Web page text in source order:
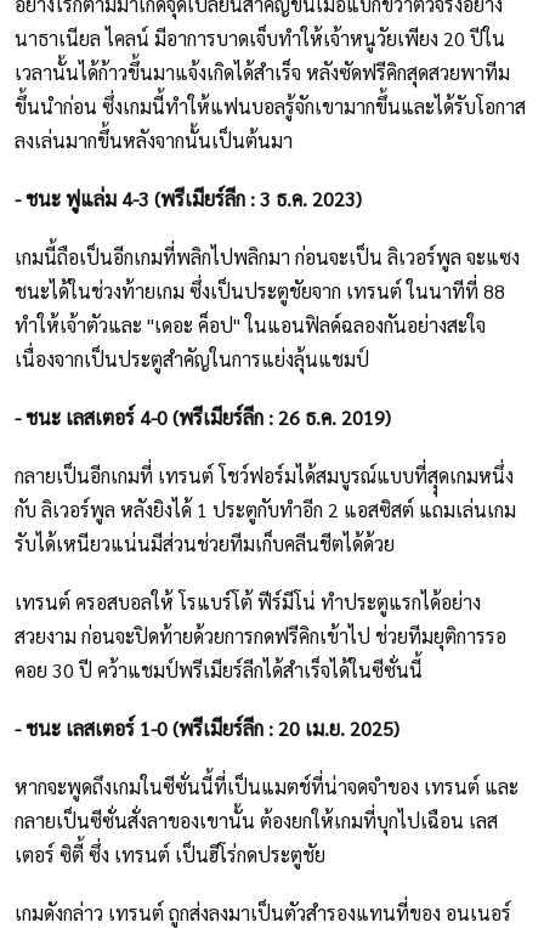
นาธาเนียล ไคลน์ มีอาการบาดเจ็บทำให้เจ้าหนูวัยเพียง 20 ปีใน
เวลานั้นได้ก้าวขึ้นมาแจ้งเกิดได้สำเร็จ หลังซัดฟรีคิกสุดสวยพาทีม
ขึ้นนำก่อน ซึ่งเกมนี้ทำให้แฟนบอลรู้จักเขามากขึ้นและได้รับโอกาส
ลงเล่นมากขึ้นหลังจากนั้นเป็นต้นมา
- ชนะ ฟูแล่ม 4-3 (พรีเมียร์ลีก : 3 ธ.ค. 2023)
เกมนี้ถือเป็นอีกเกมที่พลิกไปพลิกมา ก่อนจะเป็น ลิเวอร์พูล จะแซง
ชนะได้ในช่วงท้ายเกม ซึ่งเป็นประตูชัยจาก เทรนต์ ในนาทีที่ 88
ทำให้เจ้าตัวและ "เดอะ ค็อป" ในแอนฟิลด์ฉลองกันอย่างสะใจ
เนื่องจากเป็นประตูสำคัญในการแย่งลุ้นแชมป์
- ชนะ เลสเตอร์ 4-0 (พรีเมียร์ลีก : 26 ธ.ค. 2019)
กลายเป็นอีกเกมที่ เทรนต์ โชว์ฟอร์มได้สมบูรณ์แบบที่สุุดเกมหนึ่ง
กับ ลิเวอร์พูล หลังยิงได้ 1 ประตูกับทำอีก 2 แอสซิสต์ แถมเล่นเกม
รับได้เหนียวแน่นมีส่วนช่วยทีมเก็บคลีนชีตได้ด้วย
เทรนต์ ครอสบอลให้ โรแบร์โต้ ฟีร์มีโน่ ทำประตูแรกได้อย่าง
สวยงาม ก่อนจะปิดท้ายด้วยการกดฟรีคิกเข้าไป ช่วยทีมยุติการรอ
คอย 30 ปี คว้าแชมป์พรีเมียร์ลีกได้สำเร็จได้ในซีซั่นนี้
- ชนะ เลสเตอร์ 1-0 (พรีเมียร์ลีก : 20 เม.ย. 2025)
หากจะพูดถึงเกมในซีซั่นนี้ที่เป็นแมตช์ที่น่าจดจำของ เทรนต์ และ
กลายเป็นซีซั่นสั่งลาของเขานั้น ต้องยกให้เกมที่บุกไปเฉือน เลส
เตอร์ ซิตี้ ซึ่ง เทรนต์ เป็นฮีโร่กดประตูชัย
เกมดังกล่าว เทรนต์ ถูกส่งลงมาเป็นตัวสำรองแทนที่ของ อนเนอร์